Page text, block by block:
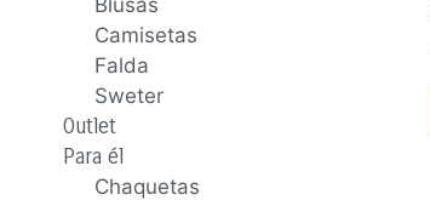
Camisetas
Falda
Sweter
Outlet
Para él
Chaquetas